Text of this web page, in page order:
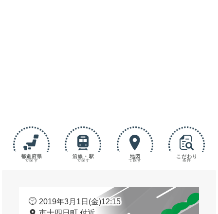
都道府県
で探す
沿線・駅
で探す
地図
で探す
こだわり
条件
2019年3月1日(金)12:15